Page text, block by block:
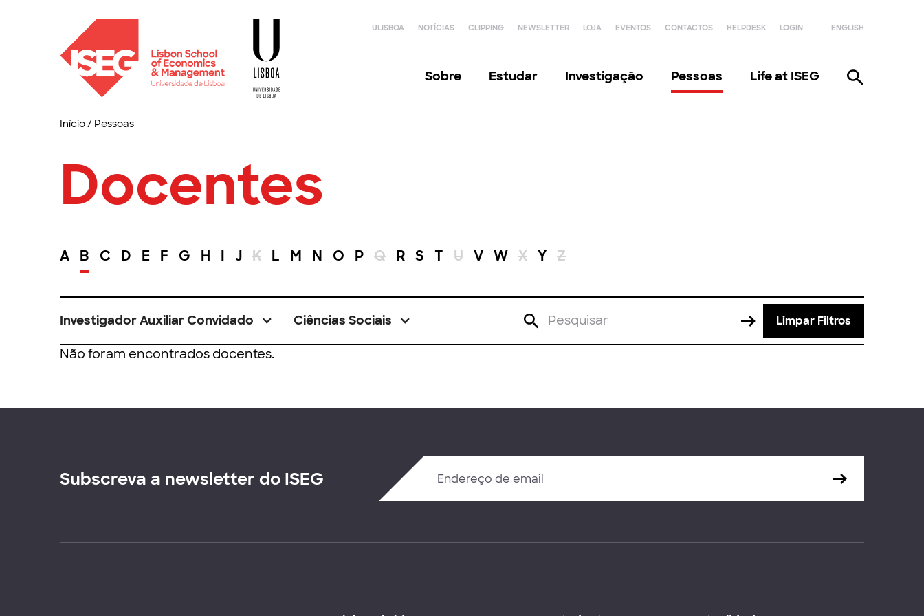
ULISBOA NOTÍCIAS CLIPPING NEWSLETTER LOJA EVENTOS CONTACTOS HELPDESK LOGIN ENGLISH
Sobre Estudar Investigação Pessoas Life at ISEG
Início/ Pessoas
Docentes
A B C D E F G H I J K L M N O P Q R S T U V W X Y Z
Investigador Auxiliar Convidado Ciências Sociais Limpar Filtros
Não foram encontrados docentes.
Subscreva a newsletter do ISEG